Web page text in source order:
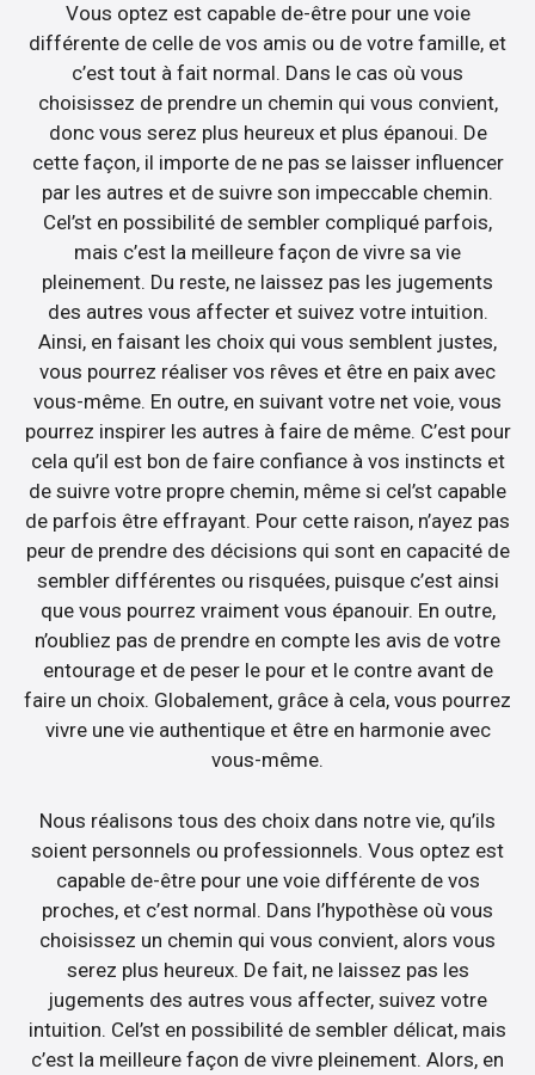
Vous optez est capable de-être pour une voie
différente de celle de vos amis ou de votre famille, et
c’est tout à fait normal. Dans le cas où vous
choisissez de prendre un chemin qui vous convient,
donc vous serez plus heureux et plus épanoui. De
cette façon, il importe de ne pas se laisser influencer
par les autres et de suivre son impeccable chemin.
Cel’st en possibilité de sembler compliqué parfois,
mais c’est la meilleure façon de vivre sa vie
pleinement. Du reste, ne laissez pas les jugements
des autres vous affecter et suivez votre intuition.
Ainsi, en faisant les choix qui vous semblent justes,
vous pourrez réaliser vos rêves et être en paix avec
vous-même. En outre, en suivant votre net voie, vous
pourrez inspirer les autres à faire de même. C’est pour
cela qu’il est bon de faire confiance à vos instincts et
de suivre votre propre chemin, même si cel’st capable
de parfois être effrayant. Pour cette raison, n’ayez pas
peur de prendre des décisions qui sont en capacité de
sembler différentes ou risquées, puisque c’est ainsi
que vous pourrez vraiment vous épanouir. En outre,
n’oubliez pas de prendre en compte les avis de votre
entourage et de peser le pour et le contre avant de
faire un choix. Globalement, grâce à cela, vous pourrez
vivre une vie authentique et être en harmonie avec
vous-même.
Nous réalisons tous des choix dans notre vie, qu’ils
soient personnels ou professionnels. Vous optez est
capable de-être pour une voie différente de vos
proches, et c’est normal. Dans l’hypothèse où vous
choisissez un chemin qui vous convient, alors vous
serez plus heureux. De fait, ne laissez pas les
jugements des autres vous affecter, suivez votre
intuition. Cel’st en possibilité de sembler délicat, mais
c’est la meilleure façon de vivre pleinement. Alors, en